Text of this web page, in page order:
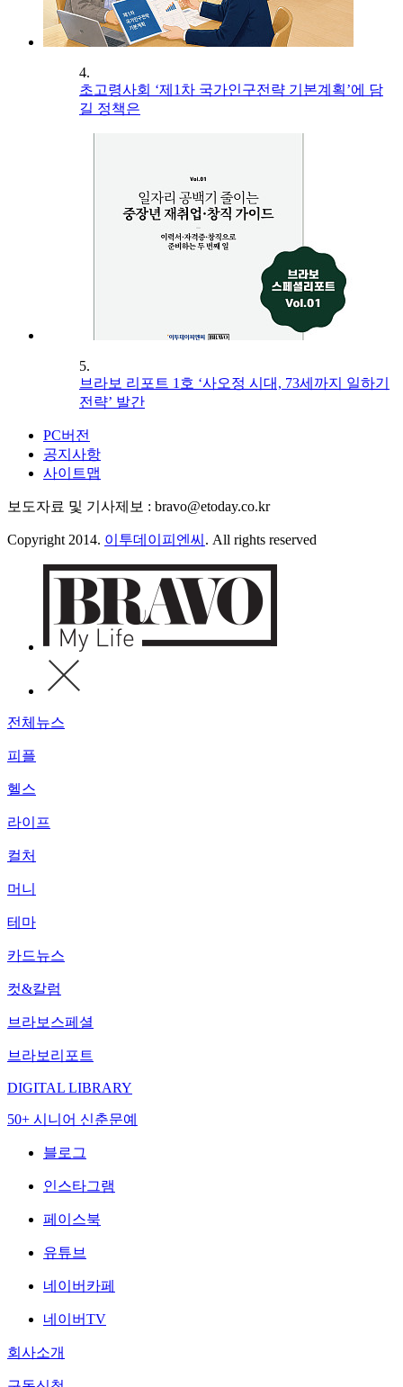
4.
초고령사회 ‘제1차 국가인구전략 기본계획’에 담
길 정책은
5.
브라보 리포트 1호 ‘사오정 시대, 73세까지 일하기
전략’ 발간
PC버전
공지사항
사이트맵
보도자료 및 기사제보 : bravo@etoday.co.kr
Copyright 2014. 이투데이피엔씨 . All rights reserved
전체뉴스
피플
헬스
라이프
컬처
머니
테마
카드뉴스
컷&칼럼
브라보스페셜
브라보리포트
DIGITAL LIBRARY
50+ 시니어 신춘문예
블로그
인스타그램
페이스북
유튜브
네이버카페
네이버TV
회사소개